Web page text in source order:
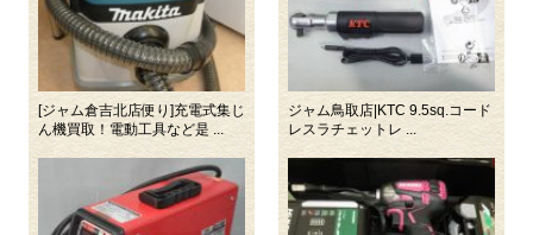
[ジャム倉吉北店便り]充電式集じ
ん機買取！電動工具など是 ...
ジャム鳥取店|KTC 9.5sq.コード
レスラチェットレ ...